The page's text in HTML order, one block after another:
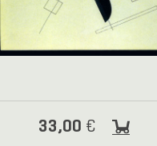
33,00 €